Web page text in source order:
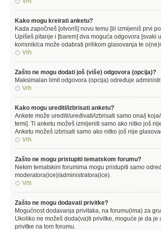
Kako mogu kreirati anketu?
Kada započneš [otvoriš] novu temu [ili izmijeniš prvi
Upišeš pitanje i [barem] dva moguća odgovora
korisnik/ca može odabrati prilikom glasovanja te
Vrh
Zašto ne mogu dodati još (više) odgovora (opcija)?
Maksimalan limit odgovora (opcija) određuje
Vrh
Kako mogu urediti/izbrisati anketu?
Ankete može urediti/uređivati/izbrisati samo ona/j
temi]. Ti anketu možeš izmijeniti samo ako nitko još
Anketu možeš izbrisati samo ako nitko još nije
Vrh
Zašto ne mogu pristupiti tematskom forumu?
Nekim tematskim forumima mogu pristupiti samo
moderatora(ice)/administratora(ice).
Vrh
Zašto ne mogu dodavati privitke?
Mogućnost dodavanja privitaka, na forumu(ima) za
Ukoliko ne možeš doda(va)ti privitke, moguće je da
privitke na tom forumu.